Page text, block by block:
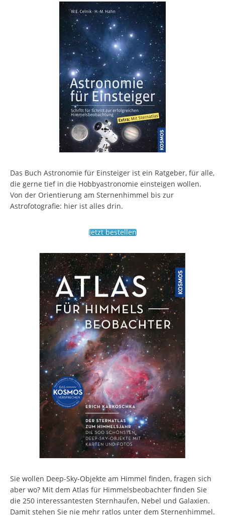
Das Buch Astronomie für Einsteiger ist ein Ratgeber, für alle,
die gerne tief in die Hobbyastronomie einsteigen wollen.
Von der Orientierung am Sternenhimmel bis zur
Astrofotografie: hier ist alles drin.
Jetzt bestellen
Sie wollen Deep-Sky-Objekte am Himmel finden, fragen sich
aber wo? Mit dem Atlas für Himmelsbeobachter finden Sie
die 250 interessantesten Sternhaufen, Nebel und Galaxien.
Damit stehen Sie nie mehr ratlos unter dem Sternenhimmel.